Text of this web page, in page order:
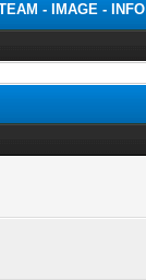
- IMAGE - INFO